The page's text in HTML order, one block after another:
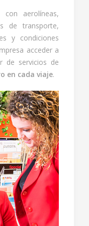
con aerolíneas,
de transporte,
y condiciones
acceder a
de servicios de
en cada viaje.